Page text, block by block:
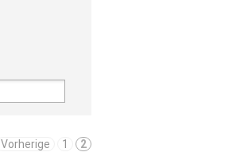
Vorherige 1 2